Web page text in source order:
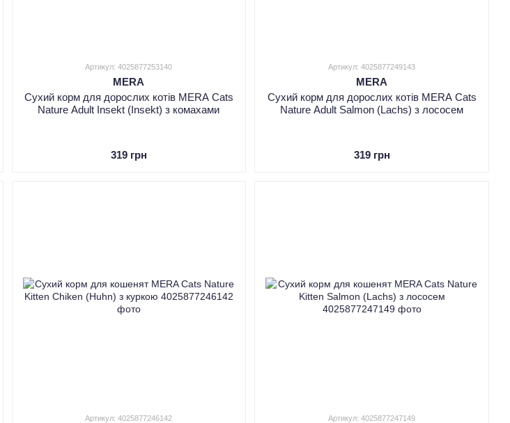
Артикул: 4025877253140
MERA
Сухий корм для дорослих котів MERA Cats
Nature Adult Insekt (Insekt) з комахами
319 грн
Артикул: 4025877249143
MERA
Сухий корм для дорослих котів MERA Cats
Nature Adult Salmon (Lachs) з лососем
319 грн
Артикул: 4025877246142 Артикул: 4025877247149